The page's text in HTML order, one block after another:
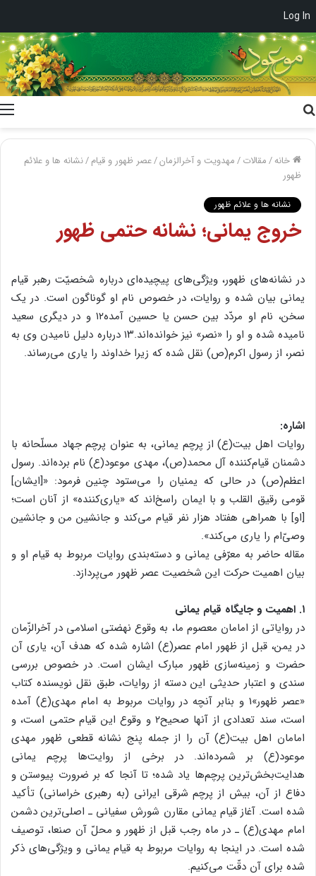
Log In
خانه/مقالات/مهدویت و آخرالزمان/عصر ظهور و قیام/نشانه ها و علائم
ظهور
نشانه ها و علائم ظهور
خروج یمانی؛ نشانه حتمی ظهور
در نشانه‌های ظهور، ویژگی‌های پیچیده‌ای درباره شخصیّت رهبر قیام
یمانی بیان شده و روایات، در خصوص نام او گوناگون است. در یک
سخن، نام او مردّد بین حسن یا حسین آمده۱۲ و در دیگری سعید
نامیده شده و او را «نصر» نیز خوانده‌اند.۱۳ درباره دلیل نامیدن وی به
نصر، از رسول اکرم(ص) نقل شده که زیرا خداوند را یاری می‌رساند.
اشاره:
روایات اهل بیت(ع) از پرچم یمانی، به عنوان پرچم جهاد مسلّحانه با
دشمنان قیام‌کننده آل محمد(ص)، مهدی موعود(ع) نام برده‌اند. رسول
اعظم(ص) در حالی که یمنیان را می‌ستود چنین فرمود: «[ایشان]
قومی رقیق القلب و با ایمان راسخ‌اند که «یاری‌کننده» از آنان است؛
[او] با همراهی هفتاد هزار نفر قیام می‌کند و جانشین من و جانشین
وصیّ‌ام را یاری می‌کند».
مقاله حاضر به معرّفی یمانی و دسته‌بندی روایات مربوط به قیام او و
بیان اهمیت حرکت این شخصیت عصر ظهور می‌پردازد.
۱. اهمیت و جایگاه قیام یمانی
در روایاتی از امامان معصوم ما، به وقوع نهضتی اسلامی در آخرالزّمان
در یمن، قبل از ظهور امام عصر(ع) اشاره شده که هدف آن، یاری آن
حضرت و زمینه‌سازی ظهور مبارک ایشان است. در خصوص بررسی
سندی و اعتبار حدیثی این دسته از روایات، طبق نقل نویسنده کتاب
«عصر ظهور»1 و بنابر آنچه در روایات مربوط به امام مهدی(ع) آمده
است، سند تعدادی از آنها صحیح۲ و وقوع این قیام حتمی است، و
امامان اهل بیت(ع) آن را از جمله پنج نشانه قطعی ظهور مهدی
موعود(ع) بر شمرده‌اند. در برخی از روایت‌ها پرچم یمانی
هدایت‌بخش‌ترین پرچم‌ها یاد شده؛ تا آنجا که بر ضرورت پیوستن و
دفاع از آن، بیش از پرچم شرقی ایرانی (به رهبری خراسانی) تأکید
شده است. آغاز قیام یمانی مقارن شورش سفیانی ـ اصلی‌ترین دشمن
امام مهدی(ع) ـ در ماه رجب قبل از ظهور و محلّ آن صنعا، توصیف
شده است. در اینجا به روایات مربوط به قیام یمانی و ویژگی‌های ذکر
شده برای آن دقّت می‌کنیم.